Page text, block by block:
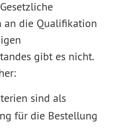
an die Qualifikation
gibt es nicht.
sind als
für die Bestellung